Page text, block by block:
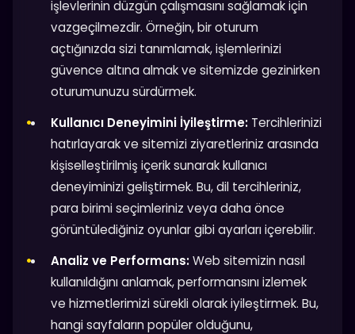
işlevlerinin düzgün çalışmasını sağlamak için
vazgeçilmezdir. Örneğin, bir oturum
açtığınızda sizi tanımlamak, işlemlerinizi
güvence altına almak ve sitemizde gezinirken
oturumunuzu sürdürmek.
Kullanıcı Deneyimini İyileştirme: Tercihlerinizi
hatırlayarak ve sitemizi ziyaretleriniz arasında
kişiselleştirilmiş içerik sunarak kullanıcı
deneyiminizi geliştirmek. Bu, dil tercihleriniz,
para birimi seçimleriniz veya daha önce
görüntülediğiniz oyunlar gibi ayarları içerebilir.
Analiz ve Performans:Web sitemizin nasıl
kullanıldığını anlamak, performansını izlemek
ve hizmetlerimizi sürekli olarak iyileştirmek. Bu,
hangi sayfaların popüler olduğunu,